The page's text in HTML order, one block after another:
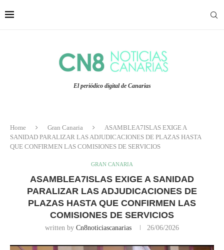
El periódico digital de Canarias
Home Gran Canaria
ASAMBLEA7ISLAS EXIGE A
SANIDAD PARALIZAR LAS ADJUDICACIONES DE PLAZAS HASTA
QUE CONFIRMEN LAS COMISIONES DE SERVICIOS
GRAN CANARIA
ASAMBLEA7ISLAS EXIGE A SANIDAD
PARALIZAR LAS ADJUDICACIONES DE
PLAZAS HASTA QUE CONFIRMEN LAS
COMISIONES DE SERVICIOS
written by Cn8noticiascanarias 26/06/2026